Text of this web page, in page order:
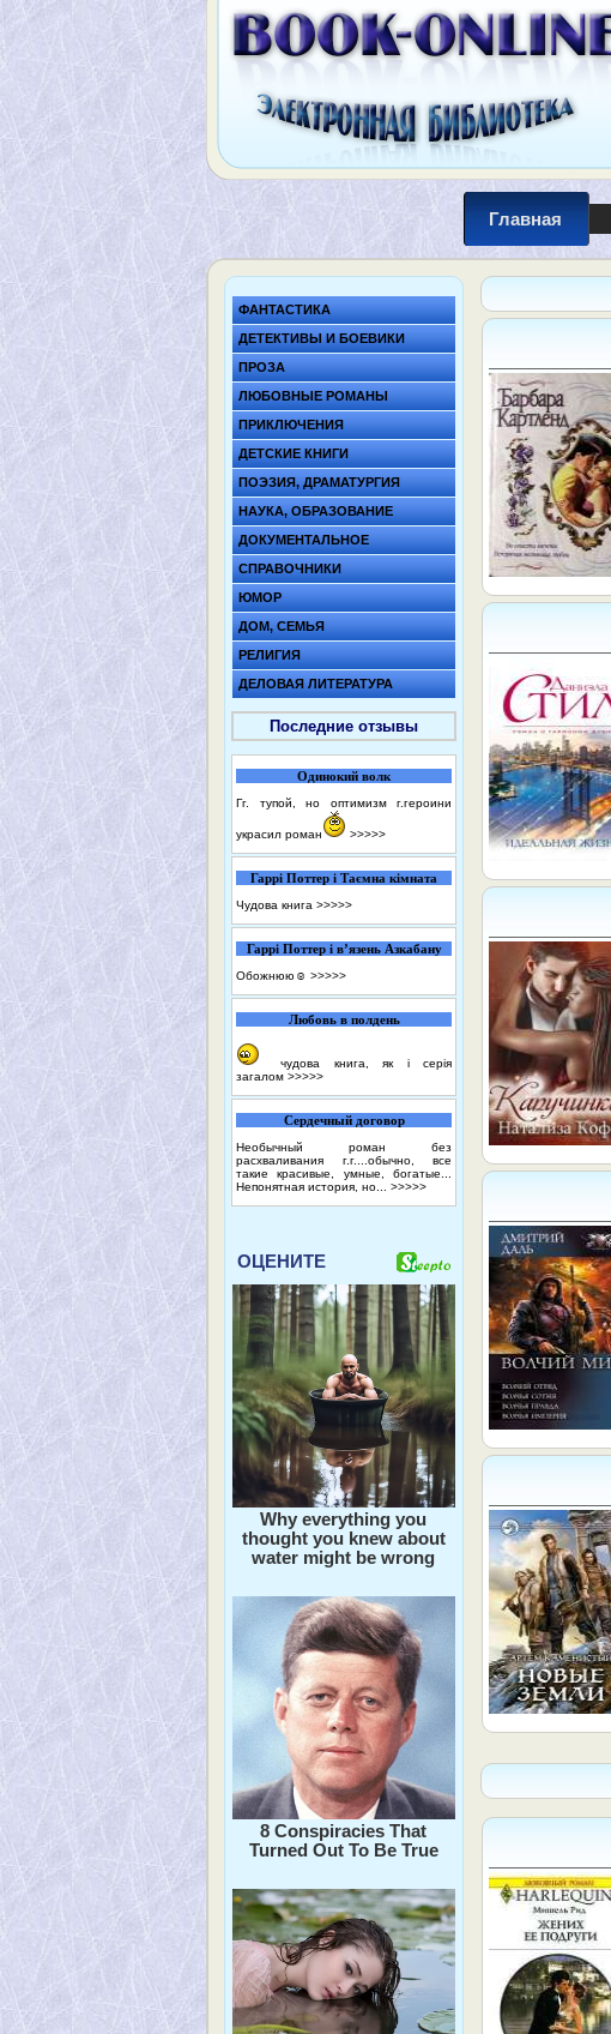
Главная
ФАНТАСТИКА
ДЕТЕКТИВЫ И БОЕВИКИ
ПРОЗА
ЛЮБОВНЫЕ РОМАНЫ
ПРИКЛЮЧЕНИЯ
ДЕТСКИЕ КНИГИ
ПОЭЗИЯ, ДРАМАТУРГИЯ
НАУКА, ОБРАЗОВАНИЕ
ДОКУМЕНТАЛЬНОЕ
СПРАВОЧНИКИ
ЮМОР
ДОМ, СЕМЬЯ
РЕЛИГИЯ
ДЕЛОВАЯ ЛИТЕРАТУРА
Последние отзывы
Одинокий волк
Гг. тупой, но оптимизм г.героини
украсил роман >>>>>
Гаррі Поттер і Таємна кімната
Чудова книга >>>>>
Гаррі Поттер і в’язень Азкабану
Обожнюю☺️ >>>>>
Любовь в полдень
чудова книга, як і серія
загалом >>>>>
Сердечный договор
Необычный роман без
расхваливания г.г....обычно, все
такие красивые, умные, богатые...
Непонятная история, но... >>>>>
ОЦЕНИТЕ
Why everything you
thought you knew about
water might be wrong
8 Conspiracies That
Turned Out To Be True